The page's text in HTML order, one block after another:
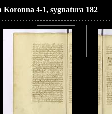
Koronna 4-1, sygnatura 182